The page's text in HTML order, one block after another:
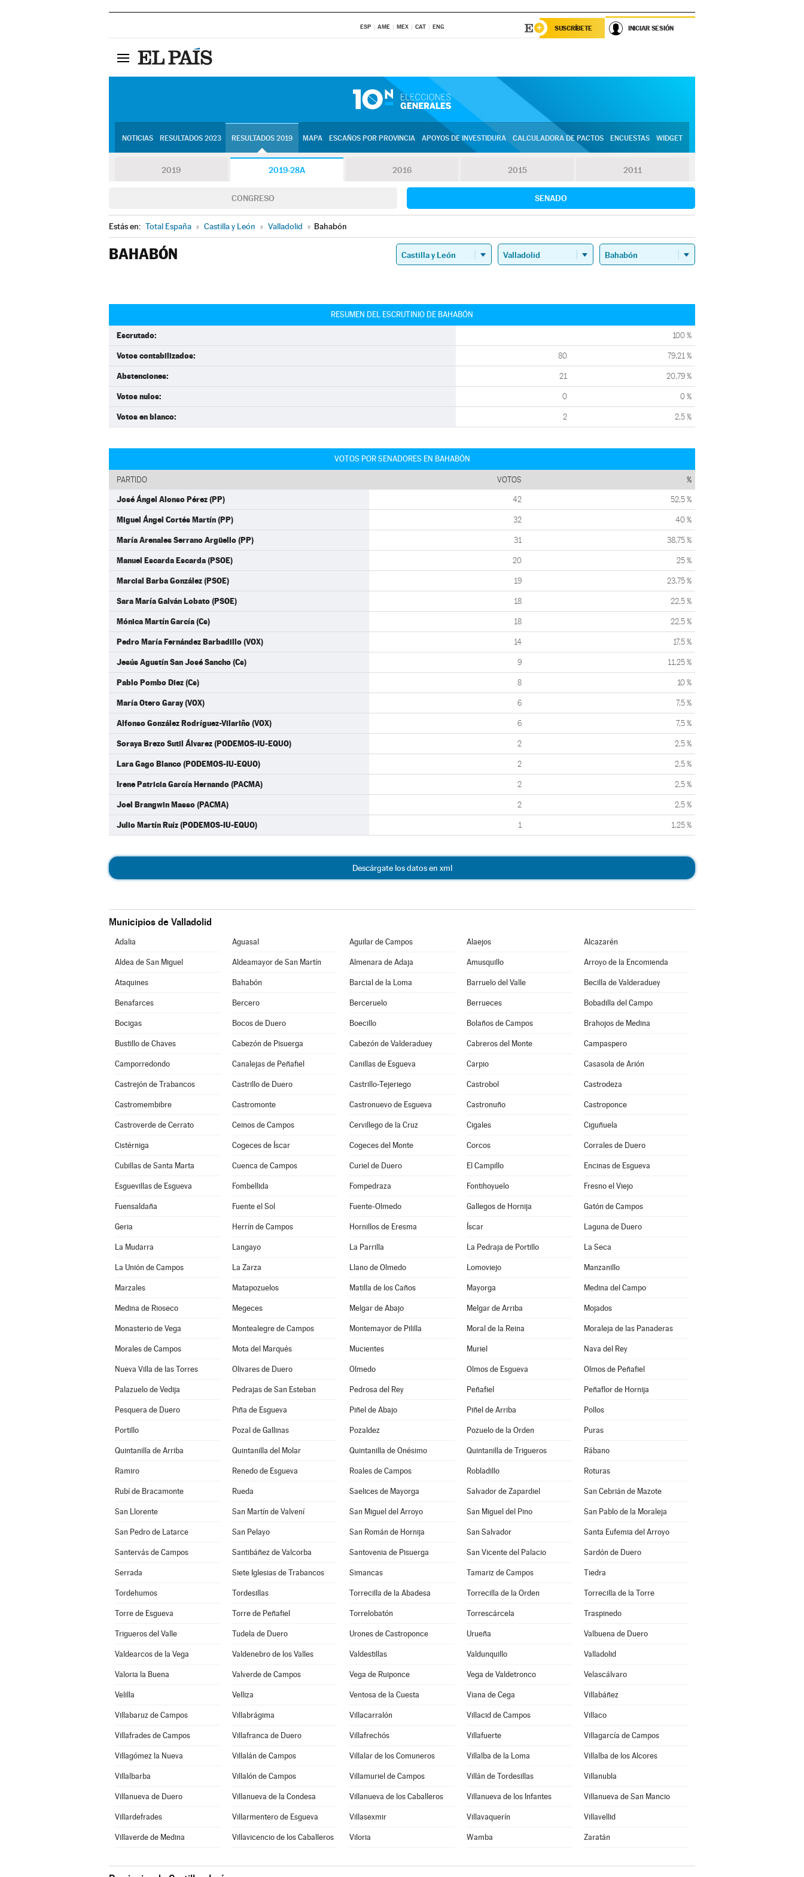
ESP AME MEX CAT ENG SUSCRÍBETE INICIAR SESIÓN
NOTICIAS RESULTADOS 2023 RESULTADOS 2019 MAPA ESCAÑOS POR PROVINCIA APOYOS DE INVESTIDURA CALCULADORA DE PACTOS ENCUESTAS WIDGET
2019 2019-28A 2016 2015 2011
CONGRESO SENADO
Estás en: Total España » Castilla y León » Valladolid » Bahabón
BAHABÓN
RESUMEN DEL ESCRUTINIO DE BAHABÓN
Escrutado: 100 %
Votos contabilizados: 80 79,21 %
Abstenciones: 21 20,79 %
Votos nulos: 0 0 %
Votos en blanco: 2 2,5 %
VOTOS POR SENADORES EN BAHABÓN
PARTIDO VOTOS %
José Ángel Alonso Pérez (PP) 42 52,5 %
Miguel Ángel Cortés Martín (PP) 32 40 %
María Arenales Serrano Argüello (PP) 31 38,75 %
Manuel Escarda Escarda (PSOE) 20 25 %
Marcial Barba González (PSOE) 19 23,75 %
Sara María Galván Lobato (PSOE) 18 22,5 %
Mónica Martín García (Cs) 18 22,5 %
Pedro María Fernández Barbadillo (VOX) 14 17,5 %
Jesús Agustín San José Sancho (Cs) 9 11,25 %
Pablo Pombo Diez (Cs) 8 10 %
María Otero Garay (VOX) 6 7,5 %
Alfonso González Rodríguez-Vilariño (VOX) 6 7,5 %
Soraya Brezo Sutil Álvarez (PODEMOS-IU-EQUO) 2 2,5 %
Lara Gago Blanco (PODEMOS-IU-EQUO) 2 2,5 %
Irene Patricia García Hernando (PACMA) 2 2,5 %
Joel Brangwin Masso (PACMA) 2 2,5 %
Julio Martín Ruíz (PODEMOS-IU-EQUO) 1 1,25 %
Descárgate los datos en xml
Municipios de Valladolid
Adalia Aguasal Aguilar de Campos Alaejos Alcazarén
Aldea de San Miguel Aldeamayor de San Martín Almenara de Adaja Amusquillo Arroyo de la Encomienda
Ataquines Bahabón Barcial de la Loma Barruelo del Valle Becilla de Valderaduey
Benafarces Bercero Berceruelo Berrueces Bobadilla del Campo
Bocigas Bocos de Duero Boecillo Bolaños de Campos Brahojos de Medina
Bustillo de Chaves Cabezón de Pisuerga Cabezón de Valderaduey Cabreros del Monte Campaspero
Camporredondo Canalejas de Peñafiel Canillas de Esgueva Carpio Casasola de Arión
Castrejón de Trabancos Castrillo de Duero Castrillo-Tejeriego Castrobol Castrodeza
Castromembibre Castromonte Castronuevo de Esgueva Castronuño Castroponce
Castroverde de Cerrato Ceinos de Campos Cervillego de la Cruz Cigales Ciguñuela
Cistérniga Cogeces de Íscar Cogeces del Monte Corcos Corrales de Duero
Cubillas de Santa Marta Cuenca de Campos Curiel de Duero El Campillo Encinas de Esgueva
Esguevillas de Esgueva Fombellida Fompedraza Fontihoyuelo Fresno el Viejo
Fuensaldaña Fuente el Sol Fuente-Olmedo Gallegos de Hornija Gatón de Campos
Geria Herrín de Campos Hornillos de Eresma Íscar Laguna de Duero
La Mudarra Langayo La Parrilla La Pedraja de Portillo La Seca
La Unión de Campos La Zarza Llano de Olmedo Lomoviejo Manzanillo
Marzales Matapozuelos Matilla de los Caños Mayorga Medina del Campo
Medina de Rioseco Megeces Melgar de Abajo Melgar de Arriba Mojados
Monasterio de Vega Montealegre de Campos Montemayor de Pililla Moral de la Reina Moraleja de las Panaderas
Morales de Campos Mota del Marqués Mucientes Muriel Nava del Rey
Nueva Villa de las Torres Olivares de Duero Olmedo Olmos de Esgueva Olmos de Peñafiel
Palazuelo de Vedija Pedrajas de San Esteban Pedrosa del Rey Peñafiel Peñaflor de Hornija
Pesquera de Duero Piña de Esgueva Piñel de Abajo Piñel de Arriba Pollos
Portillo Pozal de Gallinas Pozaldez Pozuelo de la Orden Puras
Quintanilla de Arriba Quintanilla del Molar Quintanilla de Onésimo Quintanilla de Trigueros Rábano
Ramiro Renedo de Esgueva Roales de Campos Robladillo Roturas
Rubí de Bracamonte Rueda Saelices de Mayorga Salvador de Zapardiel San Cebrián de Mazote
San Llorente San Martín de Valvení San Miguel del Arroyo San Miguel del Pino San Pablo de la Moraleja
San Pedro de Latarce San Pelayo San Román de Hornija San Salvador Santa Eufemia del Arroyo
Santervás de Campos Santibáñez de Valcorba Santovenia de Pisuerga San Vicente del Palacio Sardón de Duero
Serrada Siete Iglesias de Trabancos Simancas Tamariz de Campos Tiedra
Tordehumos Tordesillas Torrecilla de la Abadesa Torrecilla de la Orden Torrecilla de la Torre
Torre de Esgueva Torre de Peñafiel Torrelobatón Torrescárcela Traspinedo
Trigueros del Valle Tudela de Duero Urones de Castroponce Urueña Valbuena de Duero
Valdearcos de la Vega Valdenebro de los Valles Valdestillas Valdunquillo Valladolid
Valoria la Buena Valverde de Campos Vega de Ruiponce Vega de Valdetronco Velascálvaro
Velilla Velliza Ventosa de la Cuesta Viana de Cega Villabáñez
Villabaruz de Campos Villabrágima Villacarralón Villacid de Campos Villaco
Villafrades de Campos Villafranca de Duero Villafrechós Villafuerte Villagarcía de Campos
Villagómez la Nueva Villalán de Campos Villalar de los Comuneros Villalba de la Loma Villalba de los Alcores
Villalbarba Villalón de Campos Villamuriel de Campos Villán de Tordesillas Villanubla
Villanueva de Duero Villanueva de la Condesa Villanueva de los Caballeros Villanueva de los Infantes Villanueva de San Mancio
Villardefrades Villarmentero de Esgueva Villasexmir Villavaquerín Villavellid
Villaverde de Medina Villavicencio de los Caballeros Viloria Wamba Zaratán